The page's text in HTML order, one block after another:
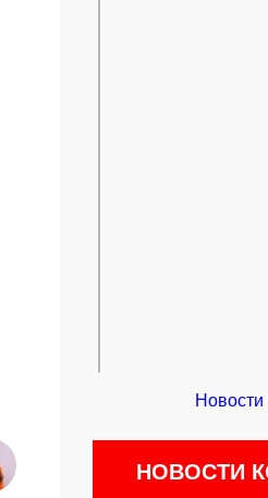
НОВОСТИ